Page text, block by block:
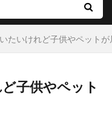
たいけれど子供やペット
子供やペット